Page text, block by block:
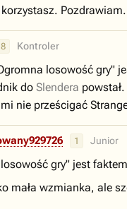
korzystasz.
Kontroler
losowość gry"
do Slendera
mi nie prześcigać
1 Junior
gry" jest
mała wzmianka, ale